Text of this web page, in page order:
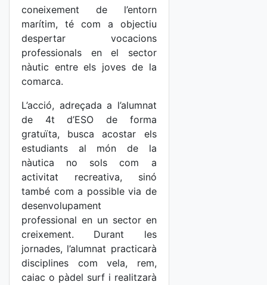
coneixement de l’entorn
marítim, té com a objectiu
despertar vocacions
professionals en el sector
nàutic entre els joves de la
comarca.
L’acció, adreçada a l’alumnat
de 4t d’ESO de forma
gratuïta, busca acostar els
estudiants al món de la
nàutica no sols com a
activitat recreativa, sinó
també com a possible via de
desenvolupament
professional en un sector en
creixement. Durant les
jornades, l’alumnat practicarà
disciplines com vela, rem,
caiac o pàdel surf i realitzarà